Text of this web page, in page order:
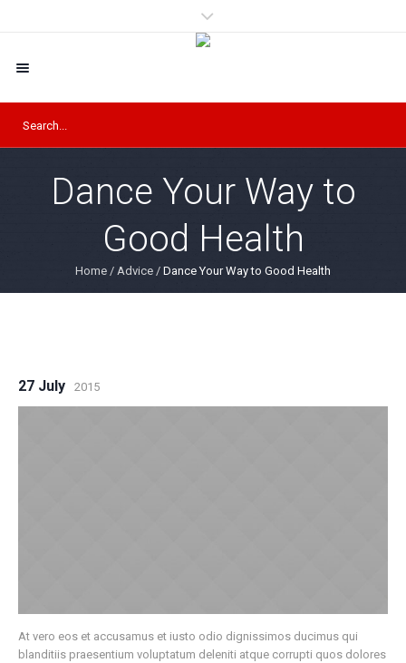
Dance Your Way to
Good Health
Home / Advice / Dance Your Way to Good Health
27 July 2015
At vero eos et accusamus et iusto odio dignissimos ducimus qui
blanditiis praesentium voluptatum deleniti atque corrupti quos dolores